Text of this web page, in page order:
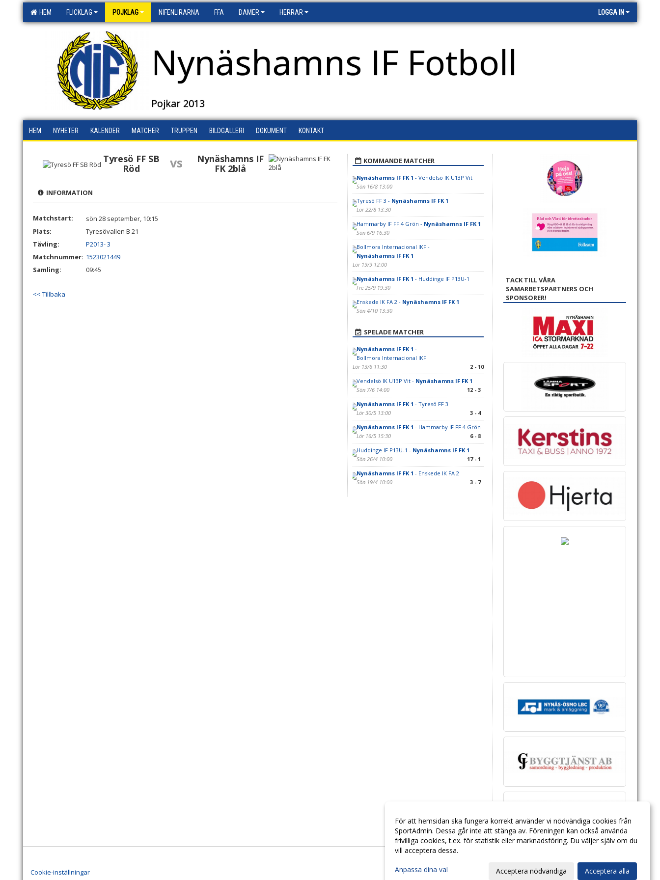
HEM FLICKLAG POJKLAG NIFENLIRARNA FFA DAMER HERRAR LOGGA IN
Nynäshamns IF Fotboll
Pojkar 2013
HEM NYHETER KALENDER MATCHER TRUPPEN BILDGALLERI DOKUMENT KONTAKT
Tyresö FF SB
Röd
vs
Nynäshamns IF
FK 2blå
INFORMATION
Matchstart:
sön 28 september, 10:15
Plats:
Tyresövallen B 21
Tävling:
P2013- 3
Matchnummer: 1523021449
Samling:
09:45
<< Tillbaka
KOMMANDE MATCHER
Nynäshamns IF FK 1 - Vendelsö IK U13P Vit
Sön 16/8 13:00
Tyresö FF 3 - Nynäshamns IF FK 1
Lör 22/8 13:30
Hammarby IF FF 4 Grön - Nynäshamns IF FK 1
Sön 6/9 16:30
Bollmora Internacional IKF -
Nynäshamns IF FK 1
Lör 19/9 12:00
Nynäshamns IF FK 1 - Huddinge IF P13U-1
Fre 25/9 19:30
Enskede IK FA 2 - Nynäshamns IF FK 1
Sön 4/10 13:30
SPELADE MATCHER
Nynäshamns IF FK 1 -
Bollmora Internacional IKF
Lör 13/6 11:30
2 - 10
Vendelsö IK U13P Vit - Nynäshamns IF FK 1
Sön 7/6 14:00
12 - 3
Nynäshamns IF FK 1 - Tyresö FF 3
Lör 30/5 13:00
3 - 4
Nynäshamns IF FK 1 - Hammarby IF FF 4 Grön
Lör 16/5 15:30
6 - 8
Huddinge IF P13U-1 - Nynäshamns IF FK 1
Sön 26/4 10:00
17 - 1
Nynäshamns IF FK 1 - Enskede IK FA 2
Sön 19/4 10:00
3 - 7
TACK TILL VÅRA
SAMARBETSPARTNERS OCH
SPONSORER!
Cookie-inställningar
För att hemsidan ska fungera korrekt använder vi nödvändiga cookies från
SportAdmin. Dessa går inte att stänga av. Föreningen kan också använda
frivilliga cookies, t.ex. för statistik eller marknadsföring. Du väljer själv om du
vill acceptera dessa.
Anpassa dina val Acceptera nödvändiga Acceptera alla